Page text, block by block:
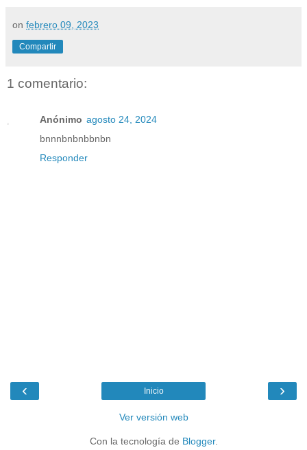
on febrero 09, 2023
Compartir
1 comentario:
Anónimo agosto 24, 2024
bnnnbnbnbbnbn
Responder
‹ ›
Inicio
Ver versión web
Con la tecnología de Blogger.